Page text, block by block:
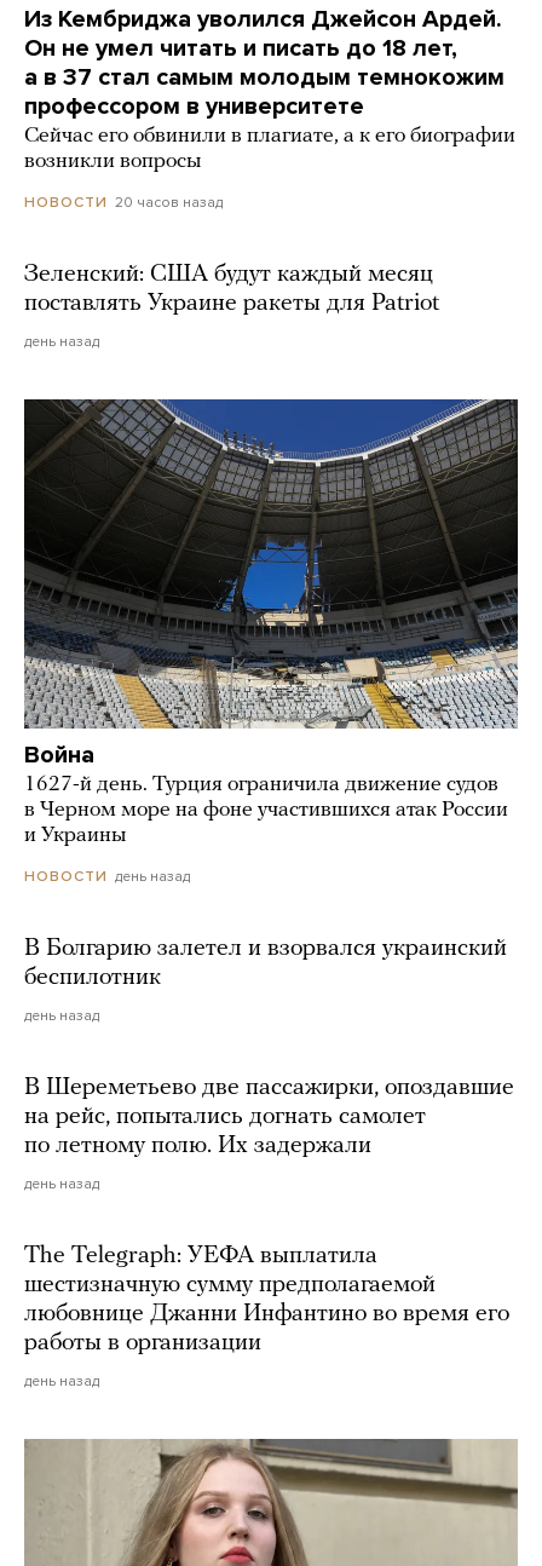
Из Кембриджа уволился Джейсон Ардей.
Он не умел читать и писать до 18 лет,
а в 37 стал самым молодым темнокожим
профессором в университете
Сейчас его обвинили в плагиате, а к его биографии
возникли вопросы
НОВОСТИ 20 часов назад
Зеленский: США будут каждый месяц
поставлять Украине ракеты для Patriot
день назад
Война
1627-й день. Турция ограничила движение судов
в Черном море на фоне участившихся атак России
и Украины
НОВОСТИ день назад
В Болгарию залетел и взорвался украинский
беспилотник
день назад
В Шереметьево две пассажирки, опоздавшие
на рейс, попытались догнать самолет
по летному полю. Их задержали
день назад
The Telegraph: УЕФА выплатила
шестизначную сумму предполагаемой
любовнице Джанни Инфантино во время его
работы в организации
день назад